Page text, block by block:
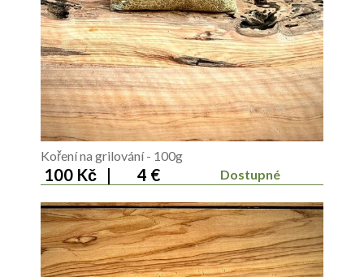
Koření na grilování - 100g
100 Kč | 4 € Dostupné